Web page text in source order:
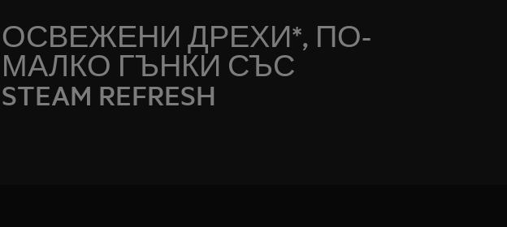
ОСВЕЖЕНИ ДРЕХИ*, ПО-
МАЛКО ГЪНКИ СЪС
STEAM REFRESH